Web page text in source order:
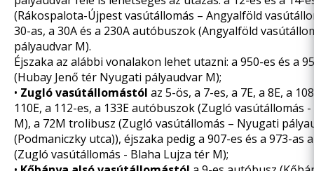
(Rákospalota-Újpest vasútállomás – Angyalföld
30-as, a 30A és a 230A autóbuszok (Angyalföld
pályaudvar M).
Éjszaka az alábbi vonalakon lehet utazni: a 950-es és a
(Hubay Jenő tér Nyugati pályaudvar M);
• Zugló vasútállomástól az 5-ös, a 7-es, a 7E, a 8E, a
110E, a 112-es, a 133E autóbuszok (Zugló vasútállomás
M), a 72M trolibusz (Zugló vasútállomás – Nyugati
(Podmaniczky utca)), éjszaka pedig a 907-es és a 973-as
(Zugló vasútállomás - Blaha Lujza tér M);